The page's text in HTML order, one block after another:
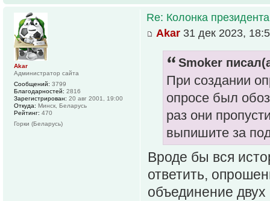
Re: Колонка президента
Akar 31 дек 2023,
Smoker
При создании
опросе был
раз они
выпишите за
Вроде бы вся
ответить,
объединение
Akar
Администратор сайта
Сообщений: 3799
Благодарностей: 2816
Зарегистрирован: 20 авг 2001, 19:00
Откуда: Минск, Беларусь
Рейтинг: 470
Горки (Беларусь)